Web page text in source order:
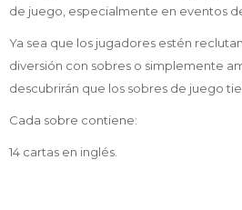
de juego, especialmente en eventos
Ya sea que los jugadores estén
diversión con sobres o simplemente
descubrirán que los sobres de juego
Cada sobre contiene:
14 cartas en inglés.